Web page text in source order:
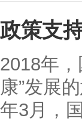
政策支
2018年
康”发展
年3月，